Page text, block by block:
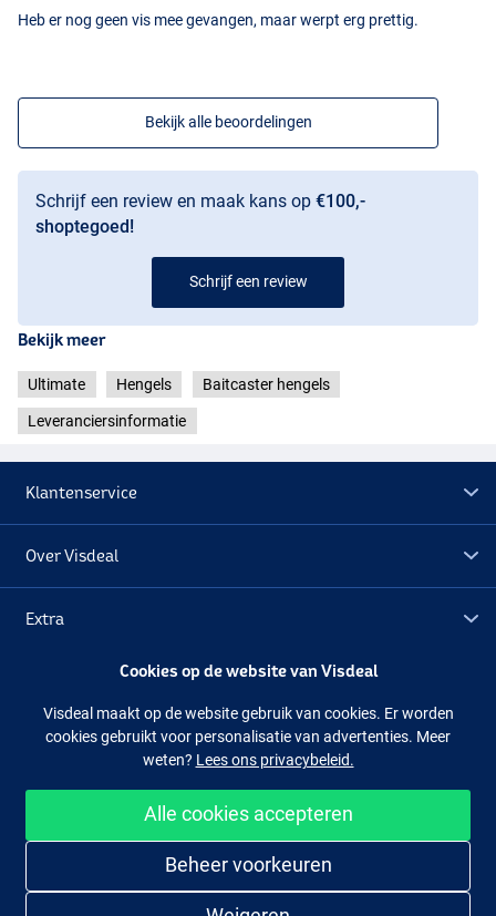
Heb er nog geen vis mee gevangen, maar werpt erg prettig.
Bekijk alle beoordelingen
Schrijf een review en maak kans op €100,-
shoptegoed!
Schrijf een review
Bekijk meer
Ultimate Hengels Baitcaster hengels
Leveranciersinformatie
Klantenservice
Over Visdeal
Extra
Facebook Instagram
Makkelijk en veilig shoppen
Cookies op de website van Visdeal
Visdeal maakt op de website gebruik van cookies. Er worden
cookies gebruikt voor personalisatie van advertenties. Meer
weten? Lees ons privacybeleid.
Alle cookies accepteren
Beheer voorkeuren